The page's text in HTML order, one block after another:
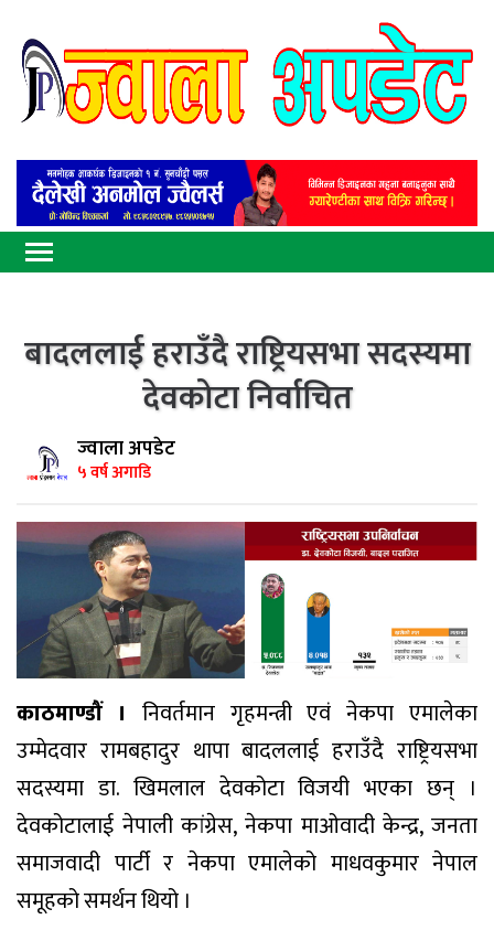
बादललाई हराउँदै राष्ट्रियसभा सदस्यमा
देवकोटा निर्वाचित
ज्वाला अपडेट
५ वर्ष अगाडि
काठमाण्डौं । निवर्तमान गृहमन्त्री एवं नेकपा एमालेका
उम्मेदवार रामबहादुर थापा बादललाई हराउँदै राष्ट्रियसभा
सदस्यमा डा. खिमलाल देवकोटा विजयी भएका छन् ।
देवकोटालाई नेपाली कांग्रेस, नेकपा माओवादी केन्द्र, जनता
समाजवादी पार्टी र नेकपा एमालेको माधवकुमार नेपाल
समूहको समर्थन थियो ।